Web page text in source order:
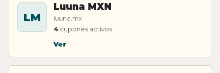
LM
Luuna MXN
luuna.mx
4 cupones activos
Ver